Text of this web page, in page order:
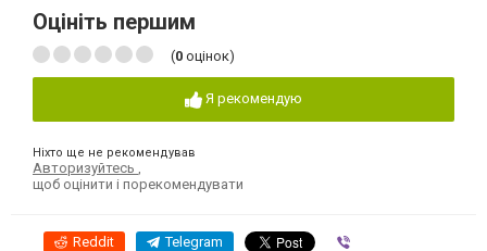
Оцініть першим
(0 оцінок)
Я рекомендую
Ніхто ще не рекомендував
Авторизуйтесь
щоб оцінити і порекомендувати
Reddit Telegram